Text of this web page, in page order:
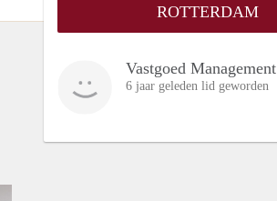
ROTTERDAM
Vastgoed Management
6 jaar geleden lid geworden